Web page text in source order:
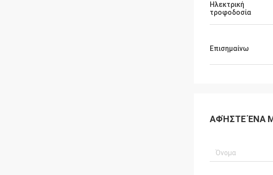
Ηλεκτρική
τροφοδοσία
Επισημαίνω
ΑΦΉΣΤΕ ΈΝΑ